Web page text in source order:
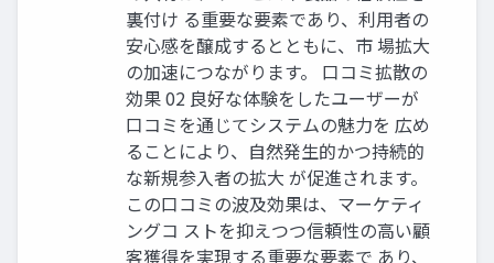
裏付け る重要な要素であり、利用者の
安心感を醸成するとともに、市 場拡大
の加速につながります。 口コミ拡散の
効果 02 良好な体験をしたユーザーが
口コミを通じてシステムの魅力を 広め
ることにより、自然発生的かつ持続的
な新規参入者の拡大 が促進されます。
この口コミの波及効果は、マーケティ
ングコ ストを抑えつつ信頼性の高い顧
客獲得を実現する重要な要素で あり、